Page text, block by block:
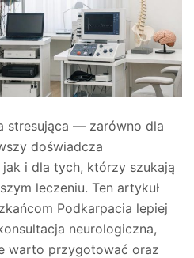
stresująca — zarówno dla
doświadcza
i dla tych, którzy szukają
leczeniu. Ten artykuł
Podkarpacia lepiej
neurologiczna,
warto przygotować oraz